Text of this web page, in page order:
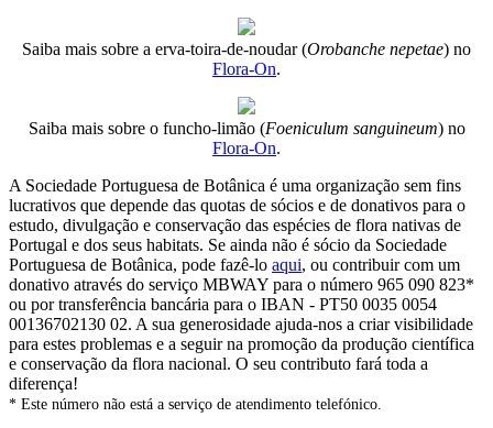
Saiba mais sobre a erva-toira-de-noudar (Orobanche nepetae) no
Flora-On.
Saiba mais sobre o funcho-limão (Foeniculum sanguineum) no
Flora-On.
A Sociedade Portuguesa de Botânica é uma organização sem fins
lucrativos que depende das quotas de sócios e de donativos para o
estudo, divulgação e conservação das espécies de flora nativas de
Portugal e dos seus habitats. Se ainda não é sócio da Sociedade
Portuguesa de Botânica, pode fazê-lo aqui, ou contribuir com um
donativo através do serviço MBWAY para o número 965 090 823*
ou por transferência bancária para o IBAN - PT50 0035 0054
00136702130 02. A sua generosidade ajuda-nos a criar visibilidade
para estes problemas e a seguir na promoção da produção científica
e conservação da flora nacional. O seu contributo fará toda a
diferença!
* Este número não está a serviço de atendimento telefónico.